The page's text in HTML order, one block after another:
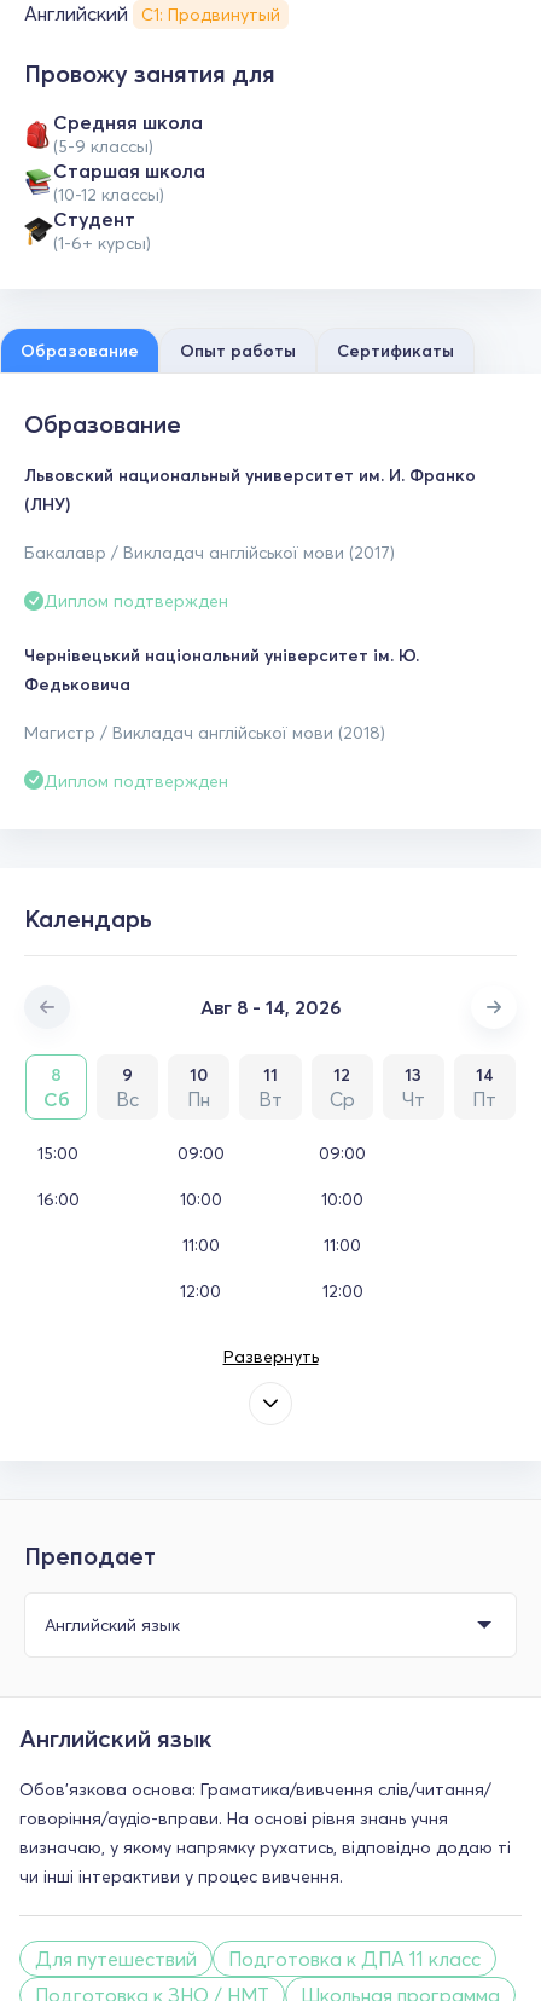
Английский С1: Продвинутый
Провожу занятия для
Средняя школа
(5-9 классы)
Cтаршая школа
(10-12 классы)
Студент
(1-6+ курсы)
Образование Опыт работы Сертификаты
Образование
Львовский национальный университет им. И. Франко
(ЛНУ)
Бакалавр / Викладач англійської мови (2017)
Диплом подтвержден
Чернівецький національний університет ім. Ю.
Федьковича
Магистр / Викладач англійської мови (2018)
Диплом подтвержден
Календарь
Авг 8 - 14, 2026
8
Сб
9
Вс
10
Пн
11
Вт
12
Ср
13
Чт
14
Пт
15:00
16:00
09:00
10:00
11:00
12:00
09:00
10:00
11:00
12:00
Развернуть
Преподает
Английский язык
Обов'язкова основа: Граматика/вивчення слів/читання/
говоріння/аудіо-вправи. На основі рівня знань учня
визначаю, у якому напрямку рухатись, відповідно додаю ті
чи інші інтерактиви у процес вивчення.
Для путешествий
Подготовка к ДПА 11 класс
Подготовка к ЗНО / НМТ
Школьная программа